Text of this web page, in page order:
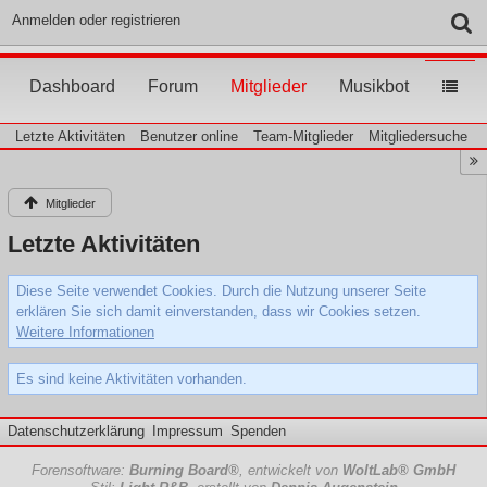
Anmelden oder registrieren
Dashboard Forum Mitglieder Musikbot
Letzte Aktivitäten Benutzer online Team-Mitglieder Mitgliedersuche
Mitglieder
Letzte Aktivitäten
Diese Seite verwendet Cookies. Durch die Nutzung unserer Seite
erklären Sie sich damit einverstanden, dass wir Cookies setzen.
Weitere Informationen
Es sind keine Aktivitäten vorhanden.
Datenschutzerklärung Impressum Spenden
Forensoftware: Burning Board®, entwickelt von WoltLab® GmbH